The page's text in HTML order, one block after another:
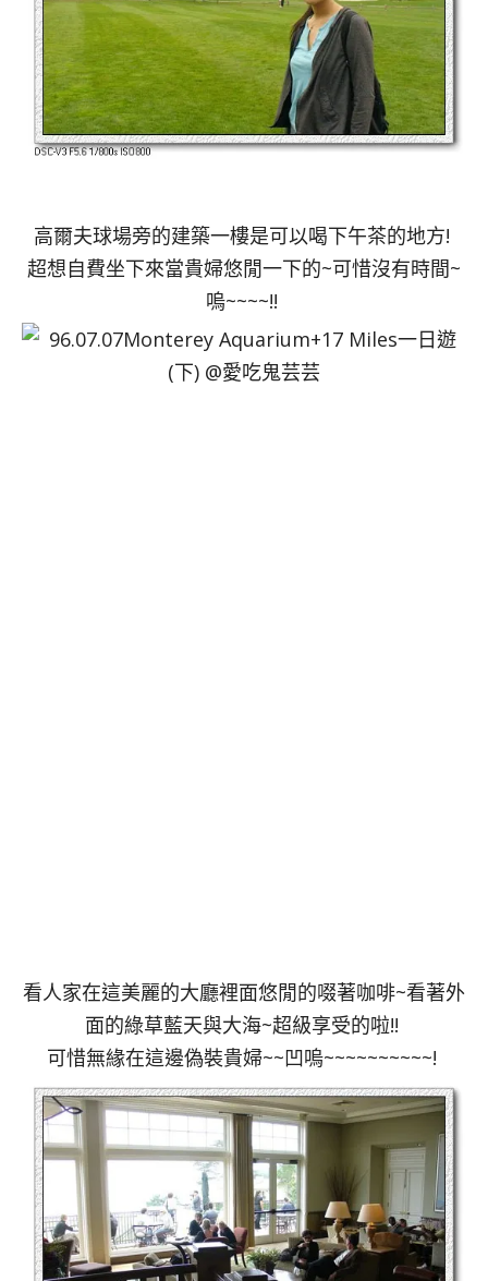
高爾夫球場旁的建築一樓是可以喝下午茶的地方!
超想自費坐下來當貴婦悠閒一下的~可惜沒有時間~
嗚~~~~!!
看人家在這美麗的大廳裡面悠閒的啜著咖啡~看著外
面的綠草藍天與大海~超級享受的啦!!
可惜無緣在這邊偽裝貴婦~~凹嗚~~~~~~~~~~!